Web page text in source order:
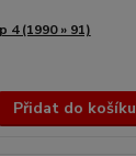
4 (1990 » 91)
Přidat do košíku